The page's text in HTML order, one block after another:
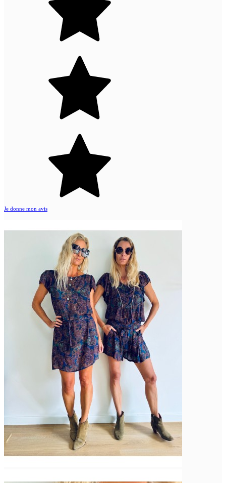
Je donne mon avis